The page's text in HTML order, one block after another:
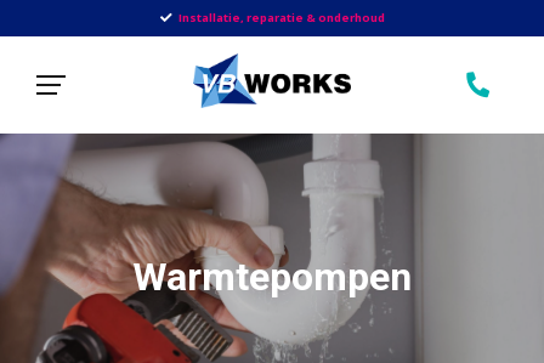
Installatie, reparatie & onderhoud
Warmtepompen